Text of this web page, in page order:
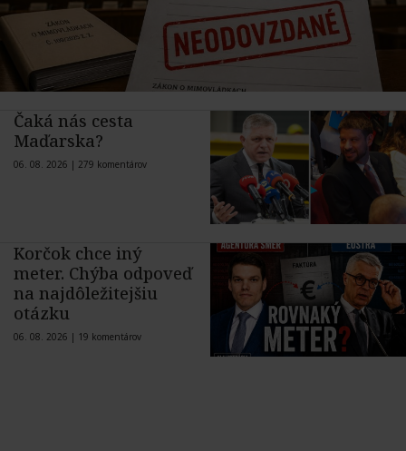
Čaká nás cesta
Maďarska?
06. 08. 2026 | 279 komentárov
Korčok chce iný
meter. Chýba odpoveď
na najdôležitejšiu
otázku
06. 08. 2026 | 19 komentárov